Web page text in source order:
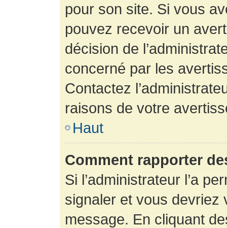
pour son site. Si vous
pouvez recevoir un
décision de
concerné par les
Contactez
raisons de votre
Haut
Comment rapporter
Si l’administrateur l’a
signaler et vous devriez
message. En cliquant